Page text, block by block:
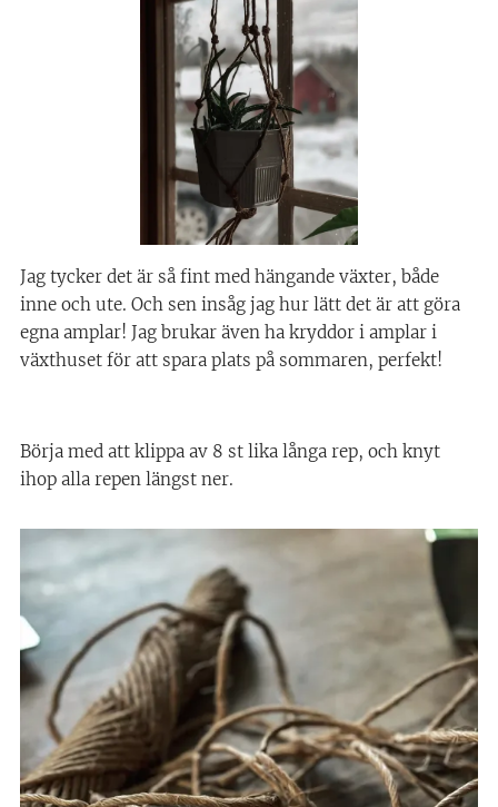
Jag tycker det är så fint med hängande växter, både
inne och ute. Och sen insåg jag hur lätt det är att göra
egna amplar! Jag brukar även ha kryddor i amplar i
växthuset för att spara plats på sommaren, perfekt!
Börja med att klippa av 8 st lika långa rep, och knyt
ihop alla repen längst ner.